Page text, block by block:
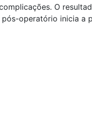
O
pós-operatório inicia